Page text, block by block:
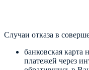
Случаи отказа в
банковская карта
платежей через